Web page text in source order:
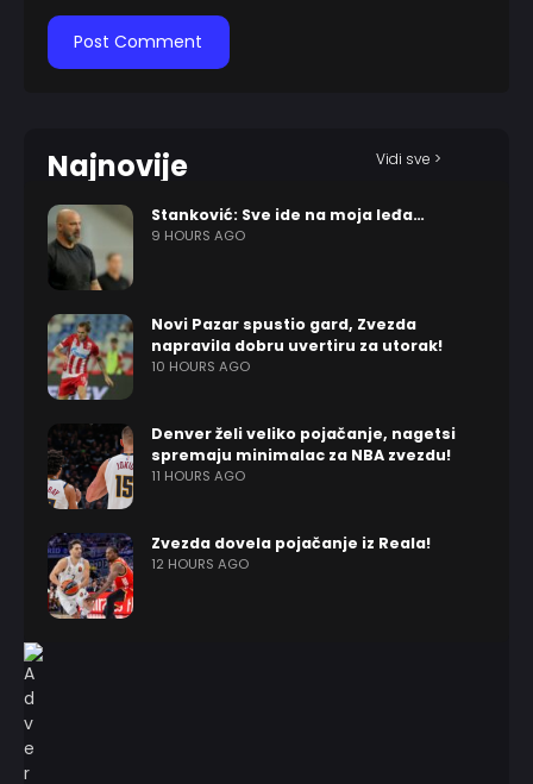
Najnovije Vidi sve >
Stanković: Sve ide na moja leđa…
9 HOURS AGO
Novi Pazar spustio gard, Zvezda
napravila dobru uvertiru za utorak!
10 HOURS AGO
Denver želi veliko pojačanje, nagetsi
spremaju minimalac za NBA zvezdu!
11 HOURS AGO
Zvezda dovela pojačanje iz Reala!
12 HOURS AGO